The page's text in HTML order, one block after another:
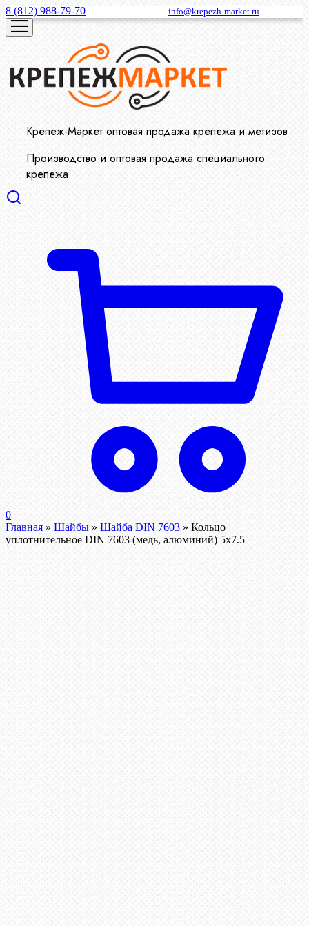
8 (812) 988-79-70 info@krepezh-market.ru
Крепеж-Маркет оптовая продажа крепежа и метизов
Производство и оптовая продажа специального
крепежа
0
Главная » Шайбы » Шайба DIN 7603 » Кольцо
уплотнительное DIN 7603 (медь, алюминий) 5х7.5